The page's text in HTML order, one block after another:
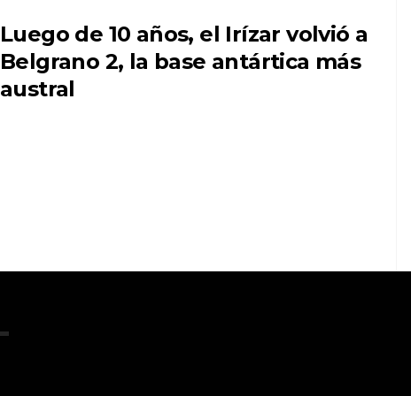
Luego de 10 años, el Irízar volvió a
Belgrano 2, la base antártica más
austral